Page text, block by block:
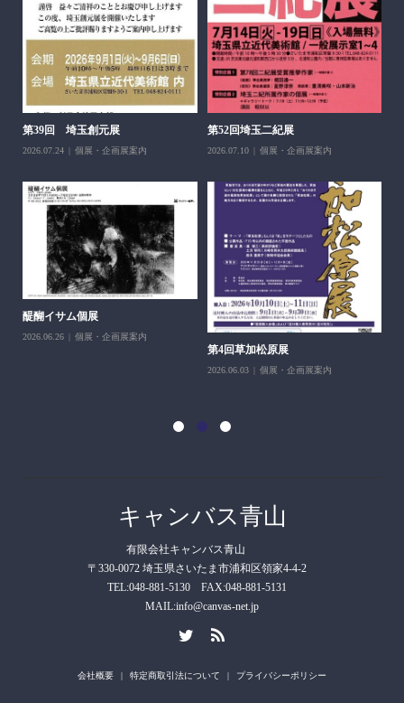
第39回 埼玉創元展
2026.07.24 個展・企画展案内
第52回埼玉二紀展
2026.07.10 個展・企画展案内
醍醐イサム個展
2026.06.26 個展・企画展案内
第4回草加松原展
2026.06.03 個展・企画展案内
キャンバス青山
有限会社キャンバス青山
〒330-0072 埼玉県さいたま市浦和区領家4-4-2
TEL:048-881-5130 FAX:048-881-5131
MAIL:info@canvas-net.jp
会社概要 特定商取引法について プライバシーポリシー